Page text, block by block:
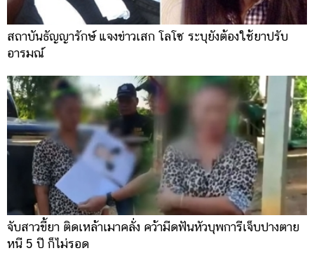
สถาบันธัญญารักษ์ แจงข่าวเสก โลโซ ระบุยังต้องใช้ยาปรับ
อารมณ์
จับสาวขี้ยา ติดเหล้าเมาคลั่ง คว้ามีดฟันหัวบุพการีเจ็บปางตาย
หนี 5 ปี ก็ไม่รอด